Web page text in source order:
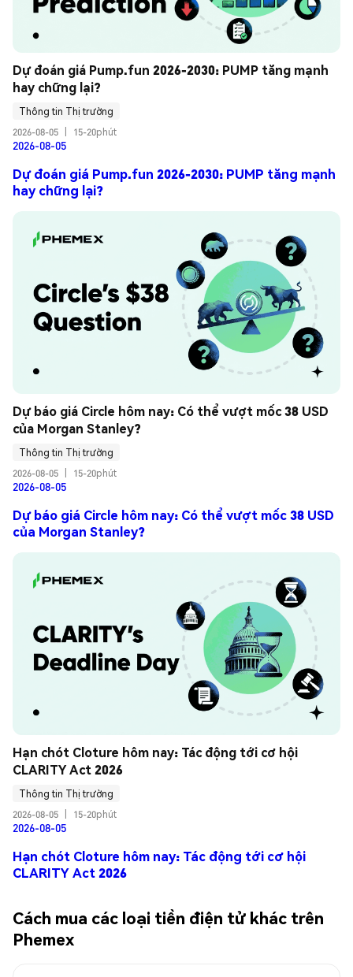
Dự đoán giá Pump.fun 2026-2030: PUMP tăng mạnh
hay chững lại?
Thông tin Thị trường
2026-08-05
15-20phút
2026-08-05
Dự đoán giá Pump.fun 2026-2030: PUMP tăng mạnh
hay chững lại?
Dự báo giá Circle hôm nay: Có thể vượt mốc 38 USD
của Morgan Stanley?
Thông tin Thị trường
2026-08-05
15-20phút
2026-08-05
Dự báo giá Circle hôm nay: Có thể vượt mốc 38 USD
của Morgan Stanley?
Hạn chót Cloture hôm nay: Tác động tới cơ hội
CLARITY Act 2026
Thông tin Thị trường
2026-08-05
15-20phút
2026-08-05
Hạn chót Cloture hôm nay: Tác động tới cơ hội
CLARITY Act 2026
Cách mua các loại tiền điện tử khác trên
Phemex